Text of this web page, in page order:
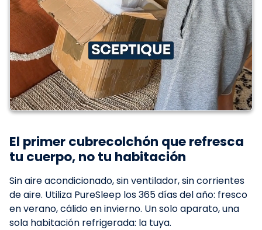
El primer cubrecolchón que refresca
tu cuerpo, no tu habitación
Sin aire acondicionado, sin ventilador, sin corrientes
de aire. Utiliza PureSleep los 365 días del año: fresco
en verano, cálido en invierno. Un solo aparato, una
sola habitación refrigerada: la tuya.